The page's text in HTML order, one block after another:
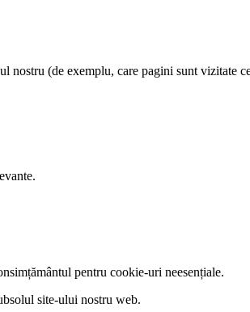
(de exemplu, care pagini sunt vizitate
pentru cookie-uri neesențiale.
site-ului nostru web.